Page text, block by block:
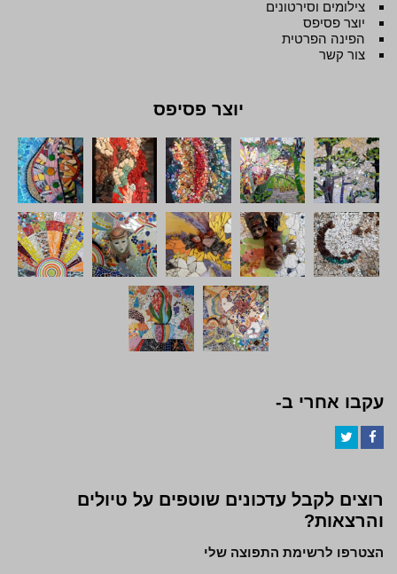
צילומים וסירטונים
יוצר פסיפס
הפינה הפרטית
צור קשר
יוצר פסיפס
עקבו אחרי ב-
רוצים לקבל עדכונים שוטפים על טיולים
והרצאות?
הצטרפו לרשימת התפוצה שלי